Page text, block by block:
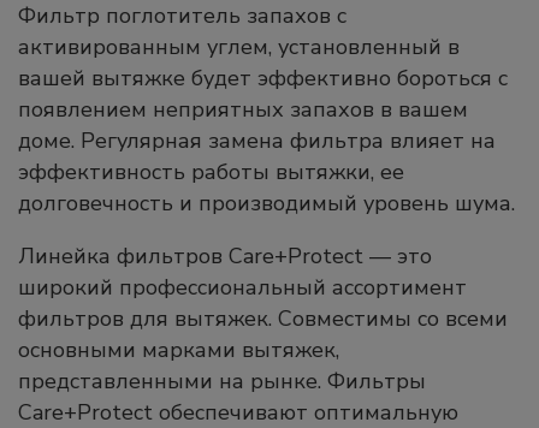
Фильтр поглотитель запахов с
активированным углем, установленный в
вашей вытяжке будет эффективно бороться с
появлением неприятных запахов в вашем
доме. Регулярная замена фильтра влияет на
эффективность работы вытяжки, ее
долговечность и производимый уровень шума.
Линейка фильтров Care+Protect — это
широкий профессиональный ассортимент
фильтров для вытяжек. Совместимы со всеми
основными марками вытяжек,
представленными на рынке. Фильтры
Care+Protect обеспечивают оптимальную